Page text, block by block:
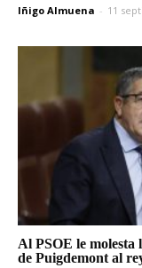
Iñigo Almuena - 11
Al PSOE le molesta
de Puigdemont al